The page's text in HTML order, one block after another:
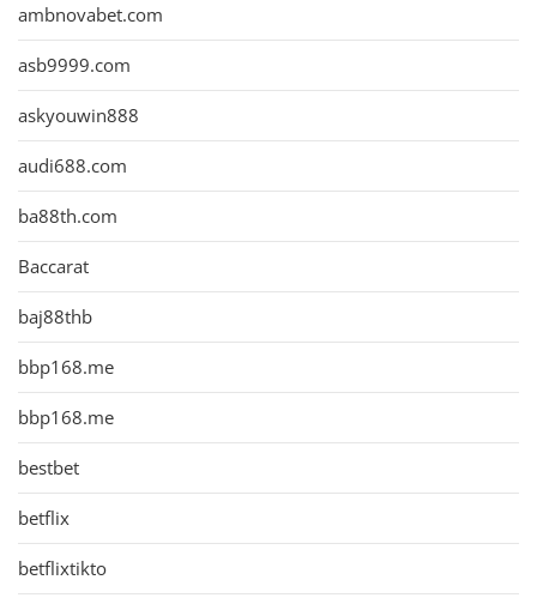
ambnovabet.com
asb9999.com
askyouwin888
audi688.com
ba88th.com
Baccarat
baj88thb
bbp168.me
bbp168.me
bestbet
betflix
betflixtikto